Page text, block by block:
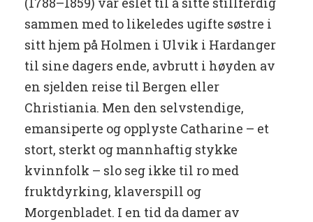
sammen med to likeledes ugifte søstre i
sitt hjem på Holmen i Ulvik i Hardanger
til sine dagers ende, avbrutt i høyden av
en sjelden reise til Bergen eller
Christiania. Men den selvstendige,
emansiperte og opplyste Catharine – et
stort, sterkt og mannhaftig stykke
kvinnfolk – slo seg ikke til ro med
fruktdyrking, klaverspill og
Morgenbladet. I en tid da damer av